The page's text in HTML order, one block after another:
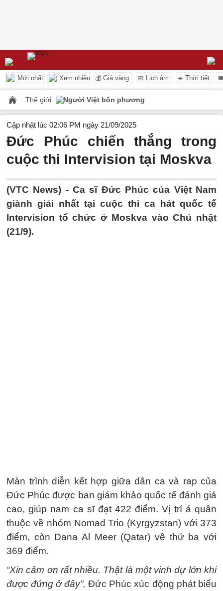
Mới nhất Xem nhiều 💰 Giá vàng 📅 Lịch âm ☀️ Thời tiết
Thế giới Người Việt bốn phương
Cập nhật lúc 02:06 PM ngày 21/09/2025
Đức Phúc chiến thắng trong
cuộc thi Intervision tại Moskva
(VTC News) - Ca sĩ Đức Phúc của Việt Nam
giành giải nhất tại cuộc thi ca hát quốc tế
Intervision tổ chức ở Moskva vào Chủ nhật
(21/9).
Màn trình diễn kết hợp giữa dân ca và rap của
Đức Phúc được ban giám khảo quốc tế đánh giá
cao, giúp nam ca sĩ đạt 422 điểm. Vị trí á quân
thuộc về nhóm Nomad Trio (Kyrgyzstan) với 373
điểm, còn Dana Al Meer (Qatar) về thứ ba với
369 điểm.
“Xin cảm ơn rất nhiều. Thật là một vinh dự lớn khi
được đứng ở đây”, Đức Phúc xúc động phát biểu